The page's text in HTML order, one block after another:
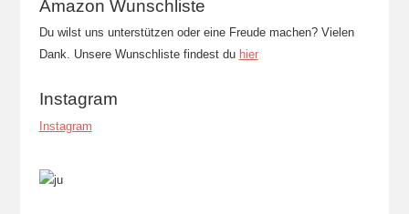
Amazon Wunschliste
Du wilst uns unterstützen oder eine Freude machen? Vielen
Dank. Unsere Wunschliste findest du hier
Instagram
Instagram